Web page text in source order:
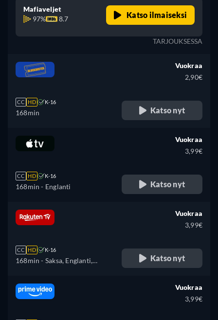
Mafiaveljet
97%
8.7 Katso ilmaiseksi
TARJOUKSESSA
CC HD K-16
168min
Vuokraa
2,90€
Katso nyt
CC HD K-16
168min - Englanti
Vuokraa
3,99€
Katso nyt
CC HD K-16
168min - Saksa, Englanti,
Vuokraa
3,99€
Katso nyt
Vuokraa
3,99€